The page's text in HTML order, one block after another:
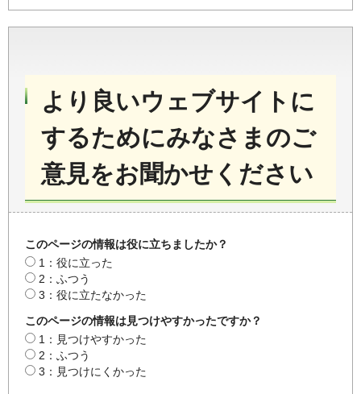
より良いウェブサイトに
するためにみなさまのご
意見をお聞かせください
このページの情報は役に立ちましたか？
1：役に立った
2：ふつう
3：役に立たなかった
このページの情報は見つけやすかったですか？
1：見つけやすかった
2：ふつう
3：見つけにくかった